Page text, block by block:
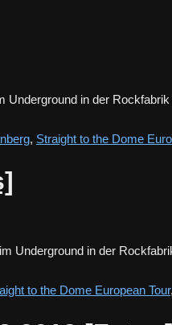
Underground in der
, Straight to the Dome
Underground in der
to the Dome European Tour,